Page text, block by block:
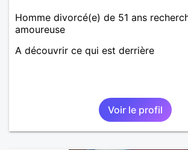
Homme divorcé(e) de 51 ans
amoureuse
A découvrir ce qui est derrière
Voir le profil